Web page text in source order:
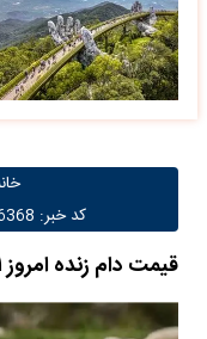
کد خبر: 276368
قیمت دام زنده امروز ۱ تیر ۱۴۰۵ + جدول